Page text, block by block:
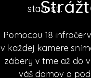
starosti.
Pomocou 18
v každej kamere
zábery v tme až do
váš domov a